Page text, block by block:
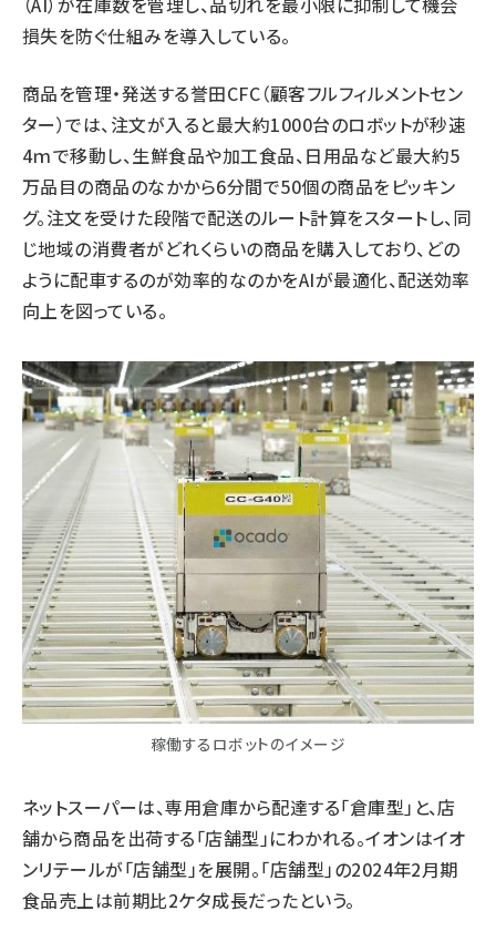
損失を防ぐ仕組みを導入している。
商品を管理・発送する誉田CFC（顧客フルフィルメントセン
ター）では、注文が入ると最大約1000台のロボットが秒速
4ｍで移動し、生鮮食品や加工食品、日用品など最大約5
万品目の商品のなかから6分間で50個の商品をピッキン
グ。注文を受けた段階で配送のルート計算をスタートし、同
じ地域の消費者がどれくらいの商品を購入しており、どの
ように配車するのが効率的なのかをAIが最適化、配送効率
向上を図っている。
稼働するロボットのイメージ
ネットスーパーは、専用倉庫から配達する「倉庫型」と、店
舗から商品を出荷する「店舗型」にわかれる。イオンはイオ
ンリテールが「店舗型」を展開。「店舗型」の2024年2月期
食品売上は前期比2ケタ成長だったという。